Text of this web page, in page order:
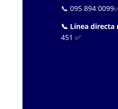
📞 095 894
📞 Línea directa
451 ✅